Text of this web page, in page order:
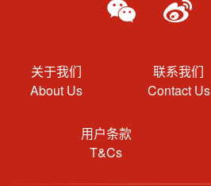
关于我们
About Us
联系我们
Contact Us
用户条款
T&Cs